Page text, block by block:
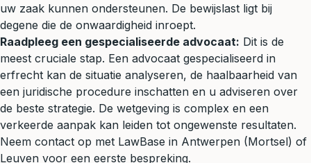
uw zaak kunnen ondersteunen. De bewijslast ligt bij
degene die de onwaardigheid inroept.
Raadpleeg een gespecialiseerde advocaat: Dit is de
meest cruciale stap. Een advocaat gespecialiseerd in
erfrecht kan de situatie analyseren, de haalbaarheid van
een juridische procedure inschatten en u adviseren over
de beste strategie. De wetgeving is complex en een
verkeerde aanpak kan leiden tot ongewenste resultaten.
Neem contact op met LawBase in Antwerpen (Mortsel) of
Leuven voor een eerste bespreking.